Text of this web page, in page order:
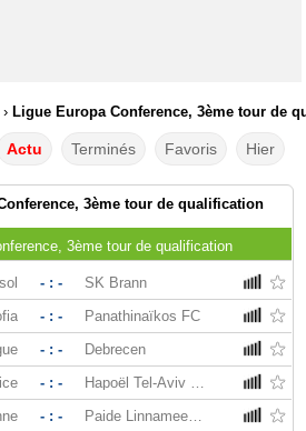
› Ligue Europa Conference, 3ème tour de
Actu Terminés Favoris Hier
3ème tour de qualification
3ème tour de qualification
- : - SK Brann
- : - Panathinaïkos FC
- : - Debrecen
- : - Hapoël Tel-Aviv FC
- : - Paide Linnameeskond